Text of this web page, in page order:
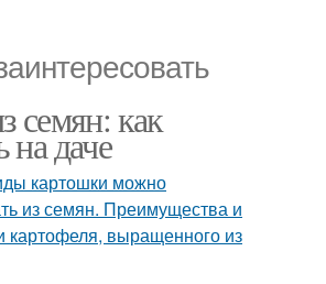
семян: как
даче